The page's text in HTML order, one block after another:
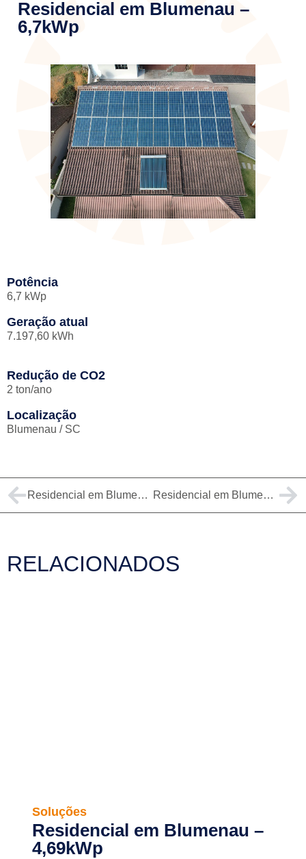
Residencial em Blumenau –
6,7kWp
Potência
6,7 kWp
Geração atual
7.197,60 kWh
Redução de CO2
2 ton/ano
Localização
Blumenau / SC
Residencial em Blumenau – 6,8kWp Residencial em Blumenau – 2,67kWp
RELACIONADOS
Soluções
Residencial em Blumenau –
4,69kWp